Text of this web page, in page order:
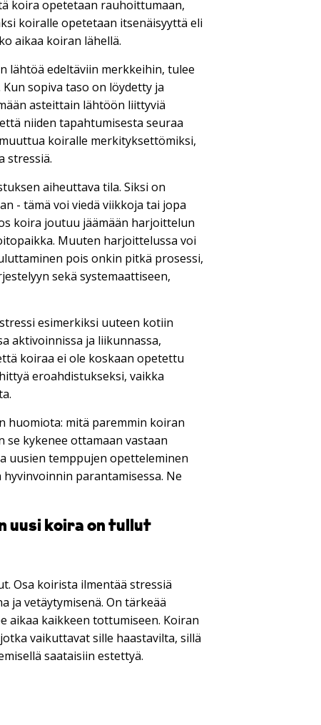
koira opetetaan rauhoittumaan,
koiralle opetetaan itsenäisyyttä eli
aikaa koiran lähellä.
lähtöä edeltäviin merkkeihin, tulee
sopiva taso on löydetty ja
asteittain lähtöön liittyviä
niiden tapahtumisesta seuraa
koiralle merkityksettömiksi,
stressiä.
aiheuttava tila. Siksi on
- tämä voi viedä viikkoja tai jopa
koira joutuu jäämään harjoittelun
Muuten harjoittelussa voi
pois onkin pitkä prosessi,
sekä systemaattiseen,
esimerkiksi uuteen kotiin
aktivoinnissa ja liikunnassa,
koiraa ei ole koskaan opetettu
eroahdistukseksi, vaikka
huomiota: mitä paremmin koiran
kykenee ottamaan vastaan
uusien temppujen opetteleminen
parantamisessa. Ne
uusi koira on tullut
Osa koirista ilmentää stressiä
ja vetäytymisenä. On tärkeää
aikaa kaikkeen tottumiseen. Koiran
vaikuttavat sille haastavilta, sillä
saataisiin estettyä.